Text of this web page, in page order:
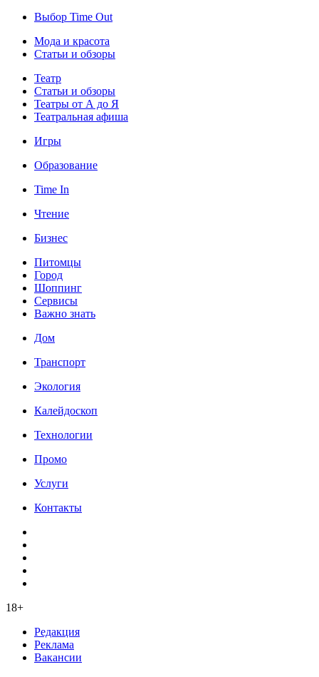
Выбор Time Out
Мода и красота
Статьи и обзоры
Театр
Статьи и обзоры
Театры от А до Я
Театральная афиша
Игры
Образование
Time In
Чтение
Бизнес
Питомцы
Город
Шоппинг
Сервисы
Важно знать
Дом
Транспорт
Экология
Калейдоскоп
Технологии
Промо
Услуги
Контакты
18+
Редакция
Реклама
Вакансии